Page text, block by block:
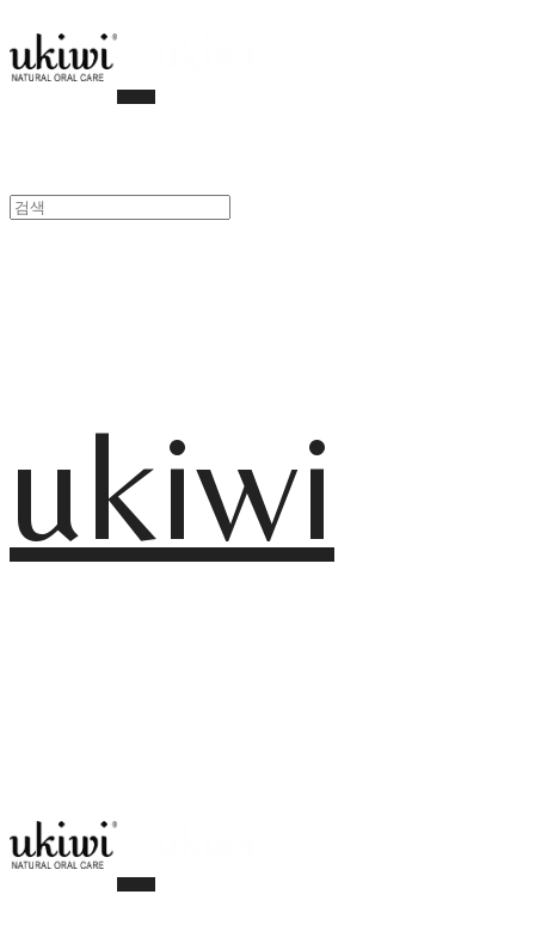
ukiwi